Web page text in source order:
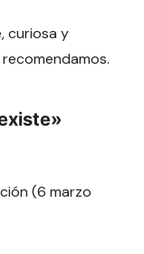
curiosa y
recomendamos.
(6 marzo